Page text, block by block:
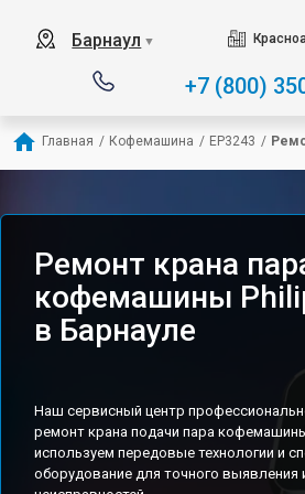
Барнаул ▼
+7 (800)
Главная / Кофемашина / EP3243 /
Ремонт крана
кофемашины
в Барнауле
Наш сервисный центр
ремонт крана подачи пара
используем передовые технологии и
оборудование для точного выявления